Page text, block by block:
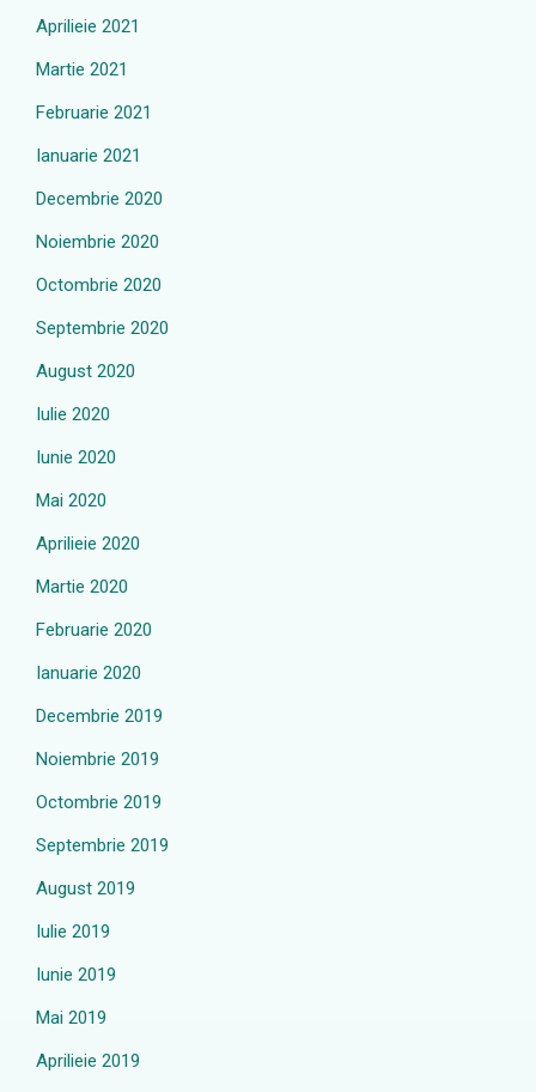
Aprilieie 2021
Martie 2021
Februarie 2021
Ianuarie 2021
Decembrie 2020
Noiembrie 2020
Octombrie 2020
Septembrie 2020
August 2020
Iulie 2020
Iunie 2020
Mai 2020
Aprilieie 2020
Martie 2020
Februarie 2020
Ianuarie 2020
Decembrie 2019
Noiembrie 2019
Octombrie 2019
Septembrie 2019
August 2019
Iulie 2019
Iunie 2019
Mai 2019
Aprilieie 2019